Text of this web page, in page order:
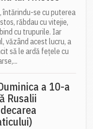
întărindu-se cu puterea
răbdau cu vitejie,
cu trupurile. Iar
văzând acest lucru, a
să le ardă fețele cu
a 10-a
Rusalii